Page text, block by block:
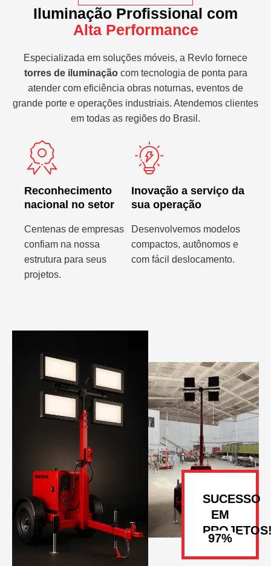
SUCESSO
EM
Iluminação Profissional com
Alta Performance
Especializada em soluções móveis, a Revlo fornece
torres de iluminaçãocom tecnologia de ponta para
atender com eficiência obras noturnas, eventos de
grande porte e operações industriais. Atendemos clientes
em todas as regiões do Brasil.
Reconhecimento
nacional no setor
Centenas de empresas
confiam na nossa
estrutura para seus
projetos.
Inovação a serviço da
sua operação
Desenvolvemos modelos
compactos, autônomos e
com fácil deslocamento.